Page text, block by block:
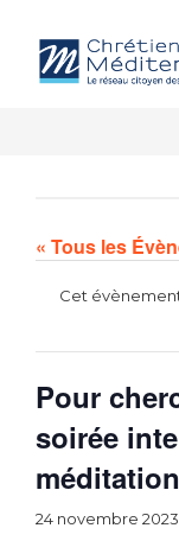
« Tous les
Cet
Pour
soirée
24 novembre 2023